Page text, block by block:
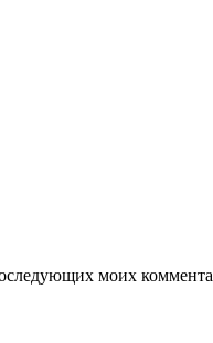
моих